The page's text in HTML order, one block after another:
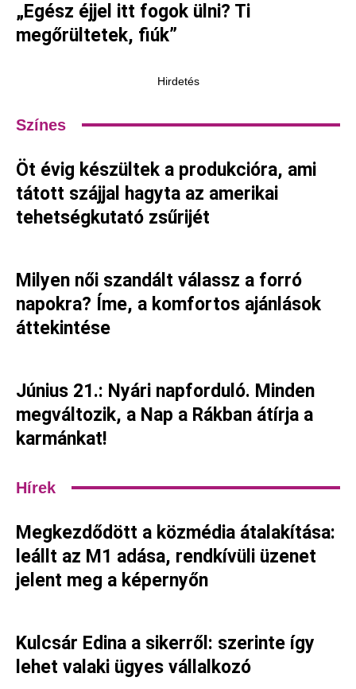
„Egész éjjel itt fogok ülni? Ti
megőrültetek, fiúk”
Hirdetés
Színes
Öt évig készültek a produkcióra, ami
tátott szájjal hagyta az amerikai
tehetségkutató zsűrijét
Milyen női szandált válassz a forró
napokra? Íme, a komfortos ajánlások
áttekintése
Június 21.: Nyári napforduló. Minden
megváltozik, a Nap a Rákban átírja a
karmánkat!
Hírek
Megkezdődött a közmédia átalakítása:
leállt az M1 adása, rendkívüli üzenet
jelent meg a képernyőn
Kulcsár Edina a sikerről: szerinte így
lehet valaki ügyes vállalkozó